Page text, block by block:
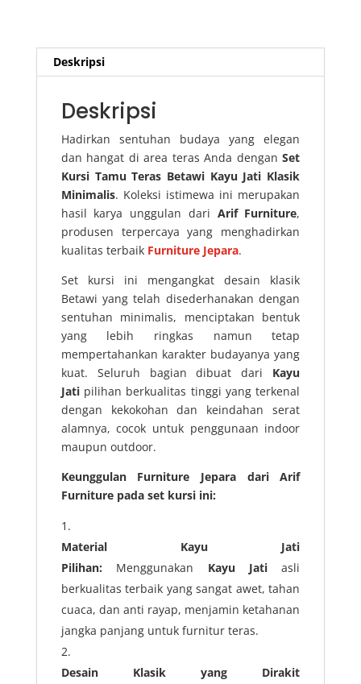
Deskripsi
Deskripsi
Hadirkan sentuhan budaya yang elegan
dan hangat di area teras Anda denganSet
Kursi Tamu Teras Betawi Kayu Jati Klasik
Minimalis. Koleksi istimewa ini merupakan
hasil karya unggulan dari Arif Furniture,
produsen terpercaya yang menghadirkan
kualitas terbaik Furniture Jepara.
Set kursi ini mengangkat desain klasik
Betawi yang telah disederhanakan dengan
sentuhan minimalis, menciptakan bentuk
yang lebih ringkas namun tetap
mempertahankan karakter budayanya yang
kuat. Seluruh bagian dibuat dari Kayu
Jatipilihan berkualitas tinggi yang terkenal
dengan kekokohan dan keindahan serat
alamnya, cocok untuk penggunaan indoor
maupun outdoor.
Keunggulan Furniture Jepara dari Arif
Furniture pada set kursi ini:
Material Kayu Jati
Pilihan: Menggunakan Kayu Jatiasli
berkualitas terbaik yang sangat awet, tahan
cuaca, dan anti rayap, menjamin ketahanan
jangka panjang untuk furnitur teras.
Desain Klasik yang Dirakit